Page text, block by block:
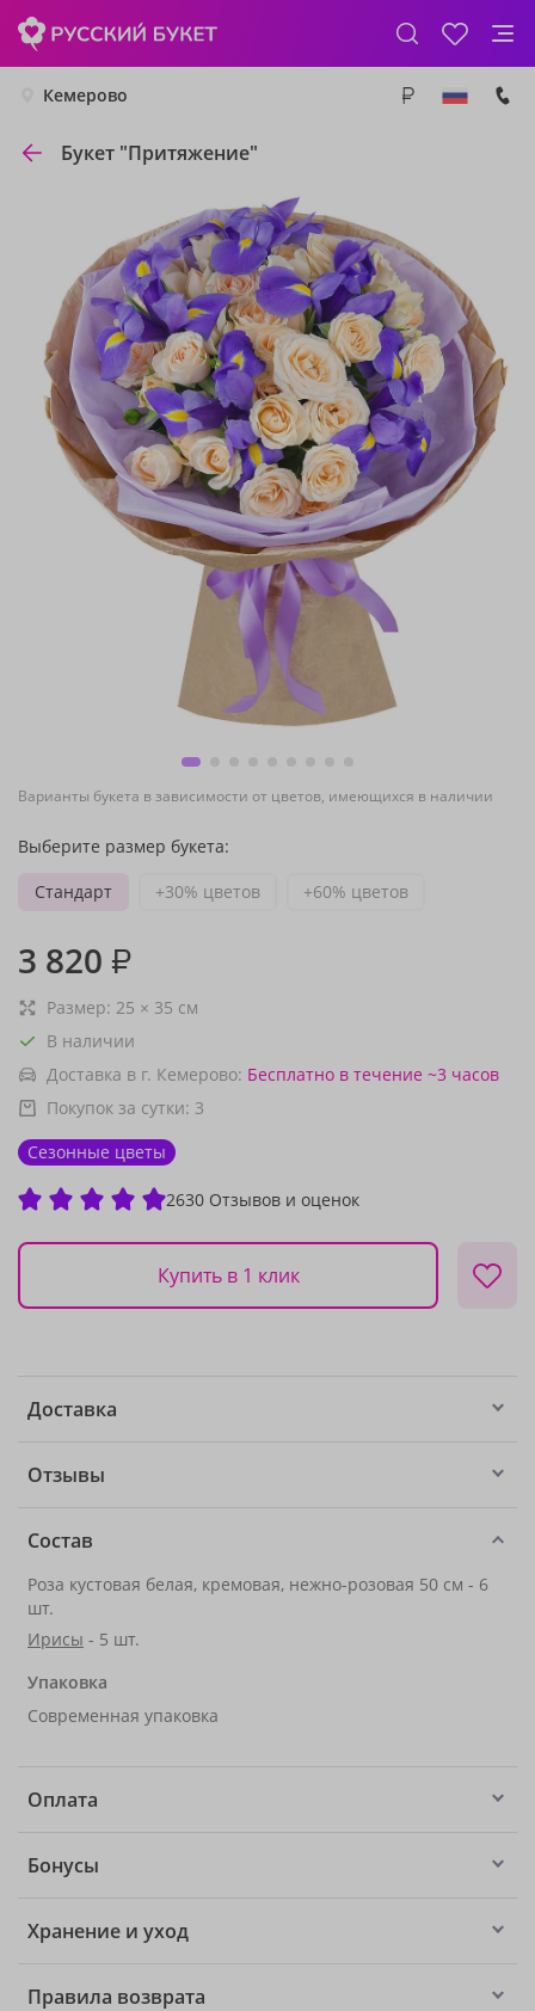
Кемерово
Букет "Притяжение"
Варианты букета в зависимости от цветов, имеющихся в наличии
Выберите размер букета:
Стандарт
+30% цветов +60% цветов
3 820 ₽
Размер: 25 × 35 см
В наличии
Доставка в г. Кемерово: Бесплатно в течение ~3 часов
Покупок за сутки: 3
Сезонные цветы
2630 Отзывов и оценок
Купить в 1 клик
Доставка
Отзывы
Состав
Роза кустовая белая, кремовая, нежно-розовая 50 см - 6
шт.
Ирисы - 5 шт.
Упаковка
Современная упаковка
Оплата
Бонусы
Хранение и уход
Правила возврата